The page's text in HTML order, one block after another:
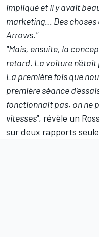
impliqué et il y avait
marketing… Des choses
Arrows."
"Mais, ensuite, la
retard. La voiture n'était
La première fois que
première séance
fonctionnait pas, on ne
vitesses", révèle un
sur deux rapports